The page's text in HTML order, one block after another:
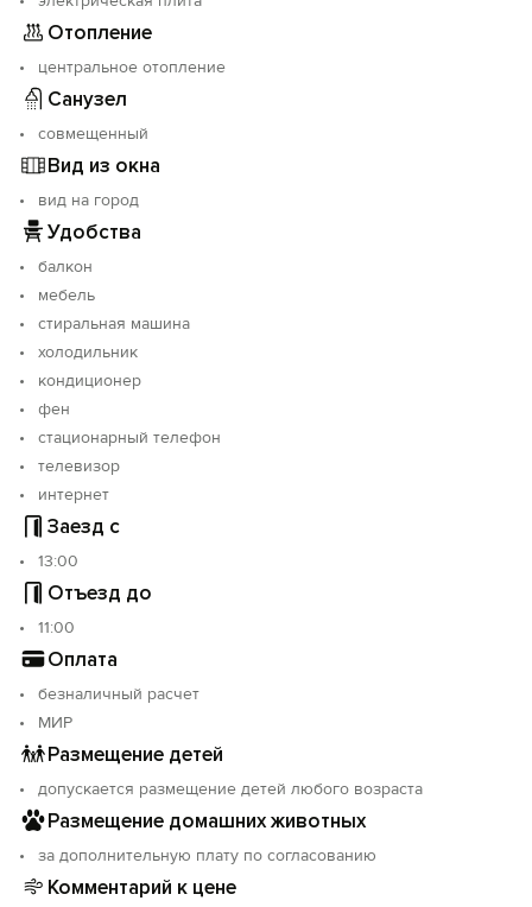
Отопление
центральное отопление
Санузел
совмещенный
Вид из окна
вид на город
Удобства
балкон
мебель
стиральная машина
холодильник
кондиционер
фен
стационарный телефон
телевизор
интернет
Заезд с
13:00
Отъезд до
11:00
Оплата
безналичный расчет
МИР
Размещение детей
допускается размещение детей любого возраста
Размещение домашних животных
за дополнительную плату по согласованию
Комментарий к цене